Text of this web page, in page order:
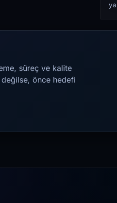
süreç ve kalite
önce hedefi